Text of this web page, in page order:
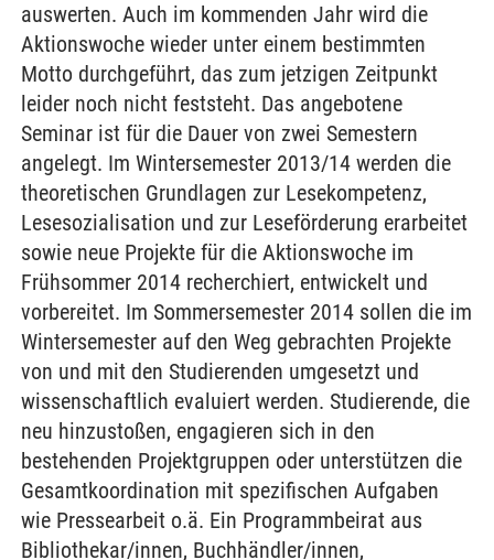
auswerten. Auch im kommenden Jahr wird die
Aktionswoche wieder unter einem bestimmten
Motto durchgeführt, das zum jetzigen Zeitpunkt
leider noch nicht feststeht. Das angebotene
Seminar ist für die Dauer von zwei Semestern
angelegt. Im Wintersemester 2013/14 werden die
theoretischen Grundlagen zur Lesekompetenz,
Lesesozialisation und zur Leseförderung erarbeitet
sowie neue Projekte für die Aktionswoche im
Frühsommer 2014 recherchiert, entwickelt und
vorbereitet. Im Sommersemester 2014 sollen die im
Wintersemester auf den Weg gebrachten Projekte
von und mit den Studierenden umgesetzt und
wissenschaftlich evaluiert werden. Studierende, die
neu hinzustoßen, engagieren sich in den
bestehenden Projektgruppen oder unterstützen die
Gesamtkoordination mit spezifischen Aufgaben
wie Pressearbeit o.ä. Ein Programmbeirat aus
Bibliothekar/innen, Buchhändler/innen,